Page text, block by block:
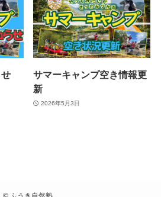
サマーキャンプ空き情報更
新
2026年5月3日